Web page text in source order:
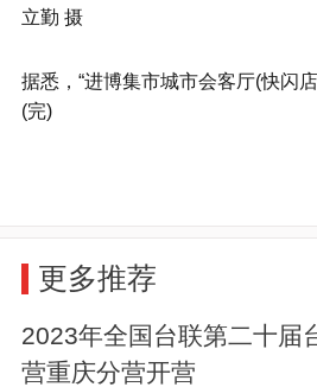
立勤 摄
据悉，“进博集市城市会客厅(快闪
(完)
更多推荐
2023年全国台联第二十届
营重庆分营开营